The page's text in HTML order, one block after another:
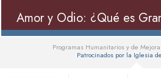
Amor y Odio: ¿Qué es
Programas Humanitarios y de
Patrocinados por la Iglesia